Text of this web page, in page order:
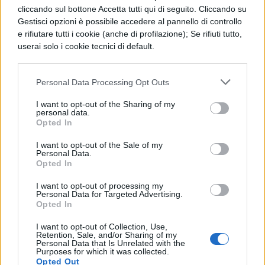
cliccando sul bottone Accetta tutti qui di seguito. Cliccando su
Gestisci opzioni è possibile accedere al pannello di controllo
e rifiutare tutti i cookie (anche di profilazione); Se rifiuti tutto,
userai solo i cookie tecnici di default.
Personal Data Processing Opt Outs
I want to opt-out of the Sharing of my
personal data.
Opted In
I want to opt-out of the Sale of my
Personal Data.
Opted In
I want to opt-out of processing my
Personal Data for Targeted Advertising.
Opted In
I want to opt-out of Collection, Use,
Retention, Sale, and/or Sharing of my
Personal Data that Is Unrelated with the
Purposes for which it was collected.
Opted Out
quelleneoclassiche. Se il gusto
neoclassico è caratterizzato dalla
compostezza e calma, dalla serenità e dal
contemplazione del bello ideale, queste
altre tendenze si manifestano come
concentrazione sull’io, amore per ciò che è
primitivo e selvaggio, per le atmosfere
lugubri, cupe, ambigue, di morte, nonché
per paesaggi esotici ed originali.
Queste secondi indirizzi sono ricchi ed
eterogenei, ma possono essere raggruppati
per semplificazione sotto il nome di
Preromanticismo